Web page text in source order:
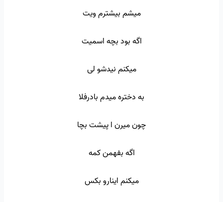
میشم بیشترم ویت
اگه بود بچه اسمیت
میکنم نیدشو لی
به دختره میدم بادرفلا
چون میرن ا پیشت بچا
اگه بفهمن کمه
میکنم اینارو بکس